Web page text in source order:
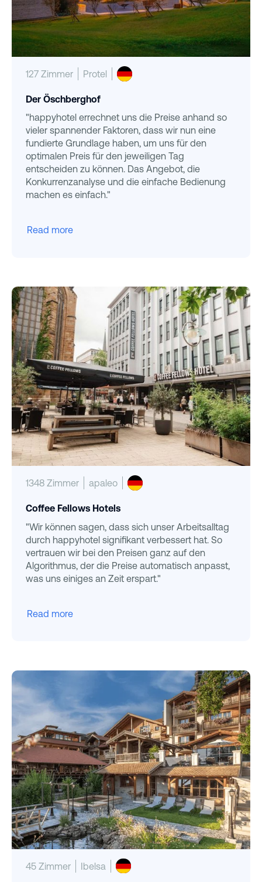
127 Zimmer Protel
Der Öschberghof
"happyhotel errechnet uns die Preise anhand so
vieler spannender Faktoren, dass wir nun eine
fundierte Grundlage haben, um uns für den
optimalen Preis für den jeweiligen Tag
entscheiden zu können. Das Angebot, die
Konkurrenzanalyse und die einfache Bedienung
machen es einfach."
Read more
1348 Zimmer apaleo
Coffee Fellows Hotels
"Wir können sagen, dass sich unser Arbeitsalltag
durch happyhotel signifikant verbessert hat. So
vertrauen wir bei den Preisen ganz auf den
Algorithmus, der die Preise automatisch anpasst,
was uns einiges an Zeit erspart."
Read more
45 Zimmer Ibelsa